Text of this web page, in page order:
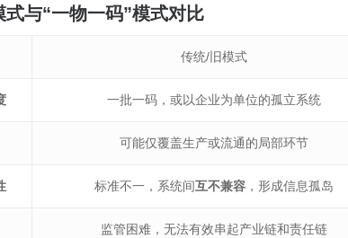
式与“一物一码”模式对比
传统/旧模式
一批一码，或以企业为单位的孤立系统
可能仅覆盖生产或流通的局部环节
标准不一，系统间互不兼容 ，形成信息孤岛
监管困难，无法有效串起产业链和责任链